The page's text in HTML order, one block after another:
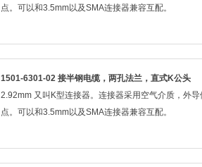
点。可以和3.5mm以及SMA连接器兼容互配。
1501-6301-02 接半钢电缆，两孔法兰，直式K公头
2.92mm 又叫K型连接器。连接器采用空气介质，外
点。可以和3.5mm以及SMA连接器兼容互配。